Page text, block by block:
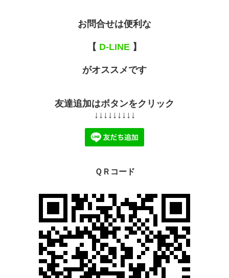
お問合せは便利な
【 D-LINE 】
がオススメです
友達追加はボタンをクリック
↓↓↓↓↓↓↓↓↓
ＱＲコード